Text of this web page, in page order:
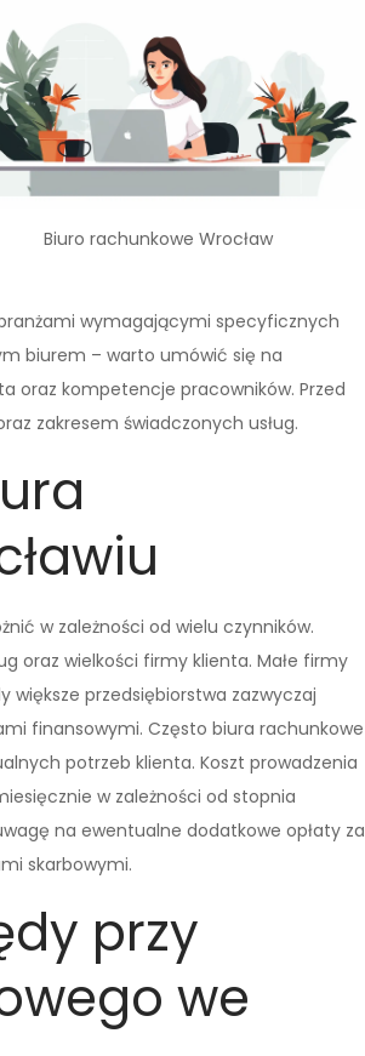
Biuro rachunkowe Wrocław
wymagającymi specyficznych
biurem – warto umówić się na
oraz kompetencje pracowników. Przed
zakresem świadczonych usług.
w zależności od wielu czynników.
oraz wielkości firmy klienta. Małe firmy
większe przedsiębiorstwa zazwyczaj
finansowymi. Często biura rachunkowe
potrzeb klienta. Koszt prowadzenia
w zależności od stopnia
na ewentualne dodatkowe opłaty za
skarbowymi.
przy
we